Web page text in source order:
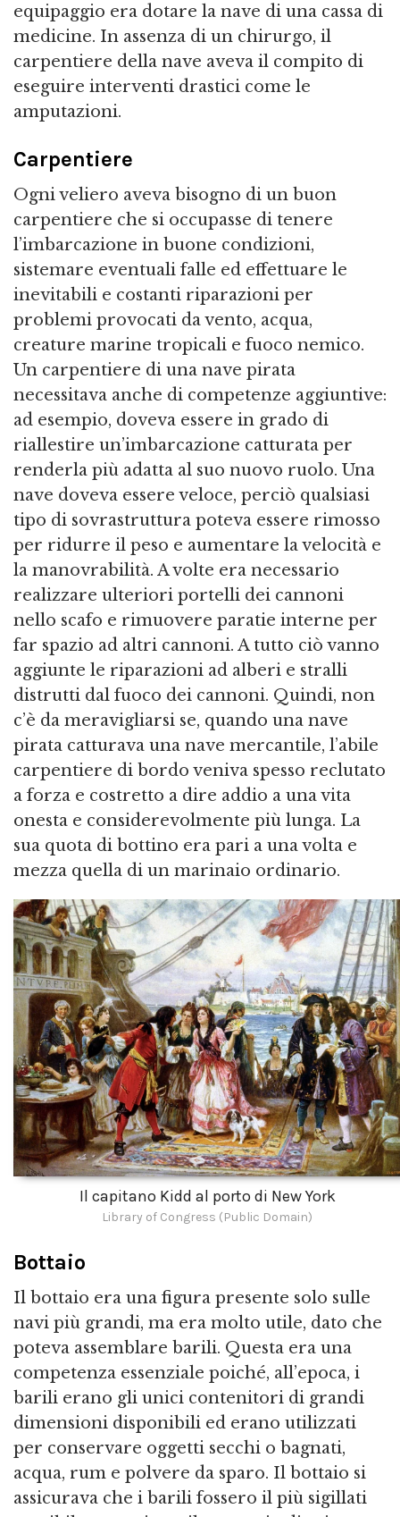
equipaggio era dotare la nave di una cassa di
medicine. In assenza di un chirurgo, il
carpentiere della nave aveva il compito di
eseguire interventi drastici come le
amputazioni.
Carpentiere
Ogni veliero aveva bisogno di un buon
carpentiere che si occupasse di tenere
l’imbarcazione in buone condizioni,
sistemare eventuali falle ed effettuare le
inevitabili e costanti riparazioni per
problemi provocati da vento, acqua,
creature marine tropicali e fuoco nemico.
Un carpentiere di una nave pirata
necessitava anche di competenze aggiuntive:
ad esempio, doveva essere in grado di
riallestire un’imbarcazione catturata per
renderla più adatta al suo nuovo ruolo. Una
nave doveva essere veloce, perciò qualsiasi
tipo di sovrastruttura poteva essere rimosso
per ridurre il peso e aumentare la velocità e
la manovrabilità. A volte era necessario
realizzare ulteriori portelli dei cannoni
nello scafo e rimuovere paratie interne per
far spazio ad altri cannoni. A tutto ciò vanno
aggiunte le riparazioni ad alberi e stralli
distrutti dal fuoco dei cannoni. Quindi, non
c’è da meravigliarsi se, quando una nave
pirata catturava una nave mercantile, l’abile
carpentiere di bordo veniva spesso reclutato
a forza e costretto a dire addio a una vita
onesta e considerevolmente più lunga. La
sua quota di bottino era pari a una volta e
mezza quella di un marinaio ordinario.
Il capitano Kidd al porto di New York
Library of Congress (Public Domain)
Bottaio
Il bottaio era una figura presente solo sulle
navi più grandi, ma era molto utile, dato che
poteva assemblare barili. Questa era una
competenza essenziale poiché, all’epoca, i
barili erano gli unici contenitori di grandi
dimensioni disponibili ed erano utilizzati
per conservare oggetti secchi o bagnati,
acqua, rum e polvere da sparo. Il bottaio si
assicurava che i barili fossero il più sigillati